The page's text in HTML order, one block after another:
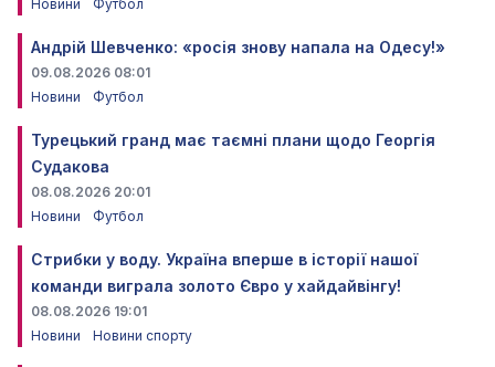
Новини Футбол
Андрій Шевченко: «росія знову напала на Одесу!»
09.08.2026 08:01
Новини
Футбол
Турецький гранд має таємні плани щодо Георгія
Судакова
08.08.2026 20:01
Новини
Футбол
Стрибки у воду. Україна вперше в історії нашої
команди виграла золото Євро у хайдайвінгу!
08.08.2026 19:01
Новини
Новини спорту